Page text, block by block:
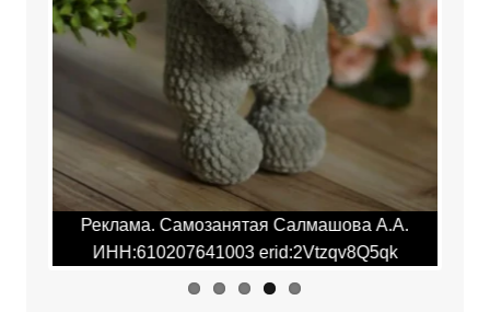
Реклама. Самозанятая Салмашова А.А.
ИНН:610207641003 erid:2Vtzqv8Q5qk
Previ
ous
Next